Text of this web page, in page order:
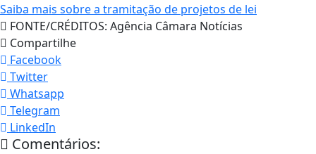
Saiba mais sobre a tramitação de projetos de lei
FONTE/CRÉDITOS: Agência Câmara Notícias
Compartilhe
Facebook
Twitter
Whatsapp
Telegram
LinkedIn
Comentários: